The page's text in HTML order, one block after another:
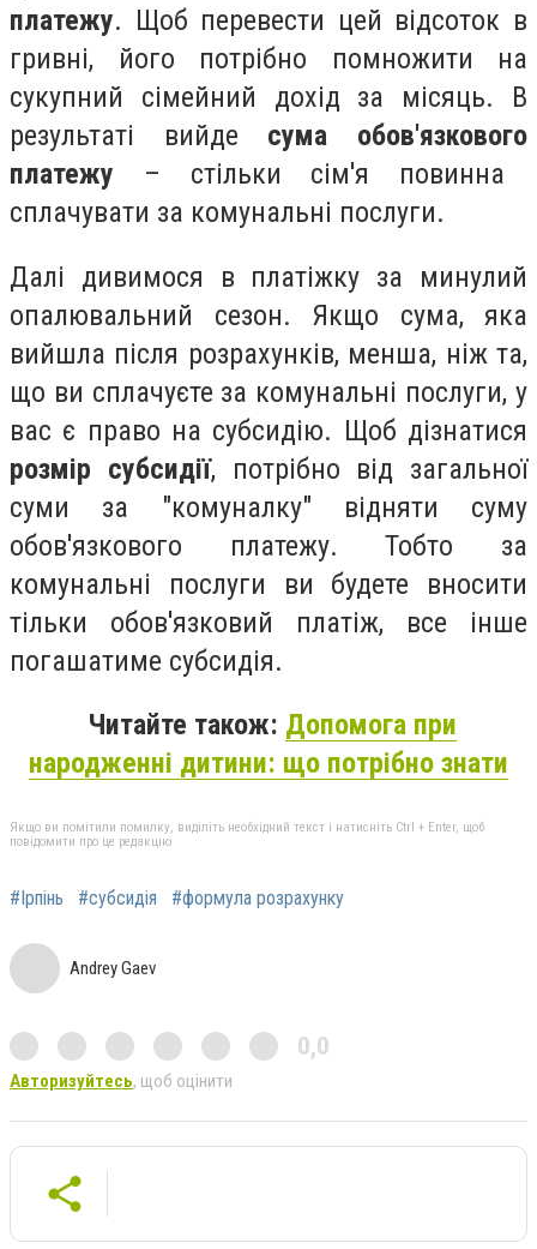
платежу. Щоб перевести цей відсоток в
гривні, його потрібно помножити на
сукупний сімейний дохід за місяць. В
результаті вийде сума обов'язкового
платежу – стільки сім'я повинна
сплачувати за комунальні послуги.
Далі дивимося в платіжку за минулий
опалювальний сезон. Якщо сума, яка
вийшла після розрахунків, менша, ніж та,
що ви сплачуєте за комунальні послуги, у
вас є право на субсидію. Щоб дізнатися
розмір субсидії, потрібно від загальної
суми за "комуналку" відняти суму
обов'язкового платежу. Тобто за
комунальні послуги ви будете вносити
тільки обов'язковий платіж, все інше
погашатиме субсидія.
Читайте також: Допомога при
народженні дитини: що потрібно знати
Якщо ви помітили помилку, виділіть необхідний текст і натисніть Ctrl + Enter, щоб
повідомити про це редакцію
#Ірпінь #субсидія #формула розрахунку
Andrey Gaev
0,0
Авторизуйтесь, щоб оцінити